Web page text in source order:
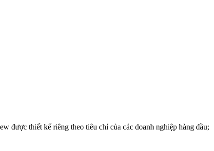
được thiết kế riêng theo tiêu chí của các doanh nghiệp hàng đầu;